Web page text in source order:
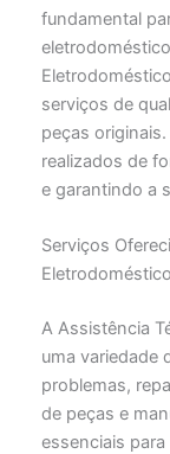
fundamental
serviços de
peças
realizados de
e garantindo a
Serviços
A Assistência
uma variedade
problemas,
de peças e
essenciais